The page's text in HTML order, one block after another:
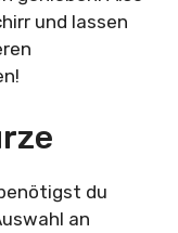
und lassen
du
an